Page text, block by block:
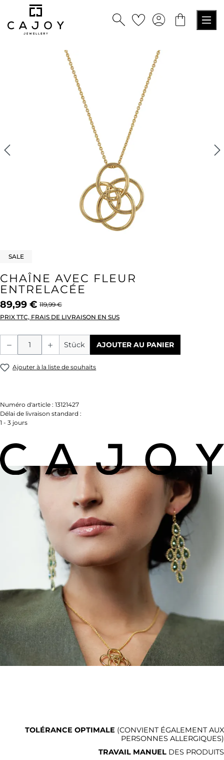
principal
SALE
CHAÎNE AVEC FLEUR
ENTRELACÉE
89,99 € 119,99 €
PRIX TTC, FRAIS DE LIVRAISON EN SUS
Quantité de produit : Entrez la
Stück AJOUTER AU PANIER
Ajouter à la liste de souhaits
Numéro d'article : 13121427
Délai de livraison standard :
1 - 3 jours
TOLÉRANCE OPTIMALE (CONVIENT ÉGALEMENT AUX
PERSONNES ALLERGIQUES)
TRAVAIL MANUEL DES PRODUITS